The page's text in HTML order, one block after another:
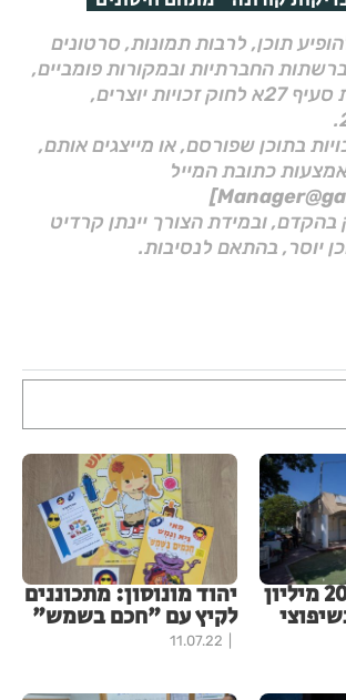
תוכן, לרבות תמונות, סרטונים
החברתיות ובמקורות פומביים,
בהתאם להוראות סעיף 27א לחוק זכויות יוצרים,
בתוכן שפורסם, או מייצגים אותם,
כתובת המייל
בהקדם, ובמידת הצורך יינתן קרדיט
יוסר, בהתאם לנסיבות.
אור יהודה: כ-20 מיליון יהוד מונוסון: מתכוננים
לקיץ עם "חכם בשמש"
11.07.22